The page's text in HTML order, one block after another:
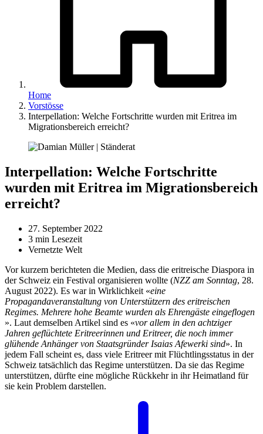
Home
Vorstösse
Interpellation: Welche Fortschritte wurden mit Eritrea im
Migrationsbereich erreicht?
Interpellation: Welche Fortschritte
wurden mit Eritrea im Migrationsbereich
erreicht?
27. September 2022
3 min Lesezeit
Vernetzte Welt
Vor kurzem berichteten die Medien, dass die eritreische Diaspora in
der Schweiz ein Festival organisieren wollte (NZZ am Sonntag, 28.
August 2022). Es war in Wirklichkeit «eine
Propagandaveranstaltung von Unterstützern des eritreischen
Regimes. Mehrere hohe Beamte wurden als Ehrengäste eingeflogen
». Laut demselben Artikel sind es «vor allem in den achtziger
Jahren geflüchtete Eritreerinnen und Eritreer, die noch immer
glühende Anhänger von Staatsgründer Isaias Afewerki sind». In
jedem Fall scheint es, dass viele Eritreer mit Flüchtlingsstatus in der
Schweiz tatsächlich das Regime unterstützen. Da sie das Regime
unterstützen, dürfte eine mögliche Rückkehr in ihr Heimatland für
sie kein Problem darstellen.